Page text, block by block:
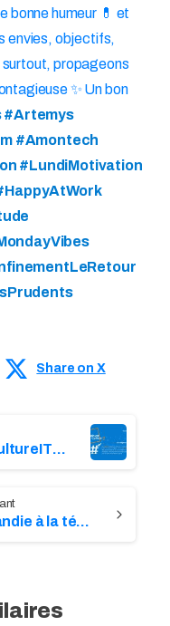
bonne humeur 💊 et
envies, objectifs,
propageons
✨ Un bon
#Artemys
#Amontech
#LundiMotivation
Share on X
💡 #groupeArtemys CultureIT | Le Hashtag
🎥 #ArtemysNormandie à la télé !